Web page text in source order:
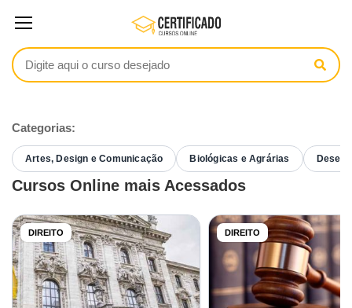
Categorias:
Artes, Design e Comunicação Biológicas e Agrárias
Cursos Online mais Acessados
DIREITO DIREITO